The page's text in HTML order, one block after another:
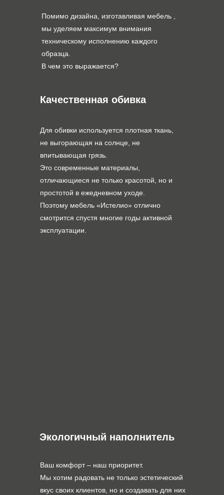
Для обивки используется плотная ткань,
не выгорающая на солнце, не
впитывающая грязь.
Это современные материалы,
отличающиеся не только красотой, но и
простотой в ежедневном уходе.
Поэтому мебель «Истелио» отлично
смотрится спустя многие годы активной
эксплуатации.
Помимо дизайна, изготавливая мебель ,
мы уделяем максимум внимания
техническому исполнению каждого
образца.
В чем это выражается?
Качественная обивка
Ваш комфорт – наш приоритет.
Мы хотим радовать не только эстетический
вкус своих клиентов, но и создавать для них
Экологичный наполнитель